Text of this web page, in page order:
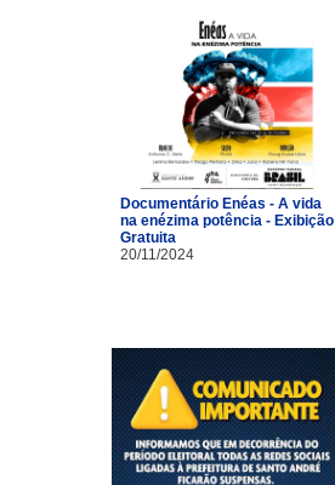
Documentário Enéas - A vida
na enézima potência - Exibição
Gratuita
20/11/2024